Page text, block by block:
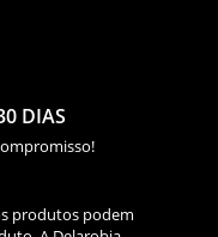
DIAS
produtos podem